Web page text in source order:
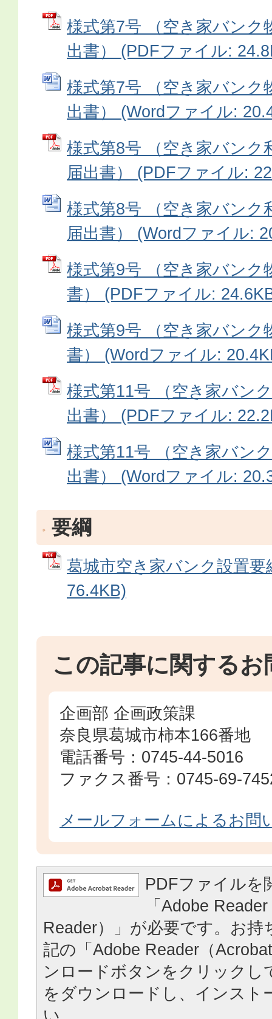
様式第7号 （空き家バンク
出書） (PDFファイル:
様式第7号 （空き家バンク
出書） (Wordファイル:
様式第8号 （空き家バンク
届出書） (PDFファイル:
様式第8号 （空き家バンク
届出書） (Wordファイル:
様式第9号 （空き家バンク
書） (PDFファイル:
様式第9号 （空き家バンク
書） (Wordファイル:
様式第11号 （空き家バン
出書） (PDFファイル:
様式第11号 （空き家バン
出書） (Wordファイル:
要綱
葛城市空き家バンク設置
76.4KB)
この記事に関するお
企画部 企画政策課
奈良県葛城市柿本166番地
電話番号：0745-44-5016
ファクス番号：0745-69-
メールフォームによるお問
PDFファイルを
「Adobe
Reader）」が必要です。お持
記の「Adobe Reader（
ンロードボタンをクリックし
をダウンロードし、インスト
い。